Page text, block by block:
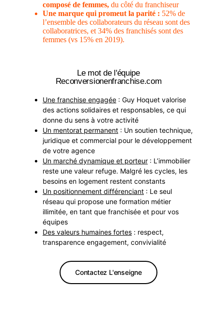
composé de femmes, du côté du franchiseur
Une marque qui promeut la parité : 52% de
l’ensemble des collaborateurs du réseau sont des
collaboratrices, et 34% des franchisés sont des
femmes (vs 15% en 2019).
Le mot de l'équipe
Reconversionenfranchise.com
Une franchise engagée : Guy Hoquet valorise
des actions solidaires et responsables, ce qui
donne du sens à votre activité
Un mentorat permanent : Un soutien technique,
juridique et commercial pour le développement
de votre agence
Un marché dynamique et porteur : L’immobilier
reste une valeur refuge. Malgré les cycles, les
besoins en logement restent constants
Un positionnement différenciant : Le seul
réseau qui propose une formation métier
illimitée, en tant que franchisée et pour vos
équipes
Des valeurs humaines fortes : respect,
transparence engagement, convivialité
Contactez L'enseigne